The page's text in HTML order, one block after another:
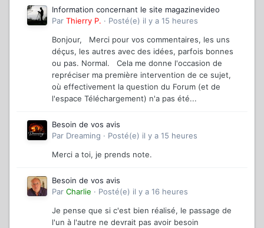
Information concernant le site magazinevideo
Par Thierry P. · Posté(e) il y a 15 heures
Bonjour, Merci pour vos commentaires, les uns
déçus, les autres avec des idées, parfois bonnes
ou pas. Normal. Cela me donne l'occasion de
repréciser ma première intervention de ce sujet,
où effectivement la question du Forum (et de
l'espace Téléchargement) n'a pas été...
Besoin de vos avis
Par Dreaming · Posté(e) il y a 15 heures
Merci a toi, je prends note.
Besoin de vos avis
Par Charlie · Posté(e) il y a 16 heures
Je pense que si c'est bien réalisé, le passage de
l'un à l'autre ne devrait pas avoir besoin